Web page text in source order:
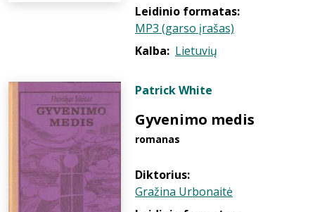
Leidinio formatas:
MP3 (garso įrašas)
Kalba: Lietuvių
Patrick White
Gyvenimo medis
romanas
Diktorius:
Gražina Urbonaitė